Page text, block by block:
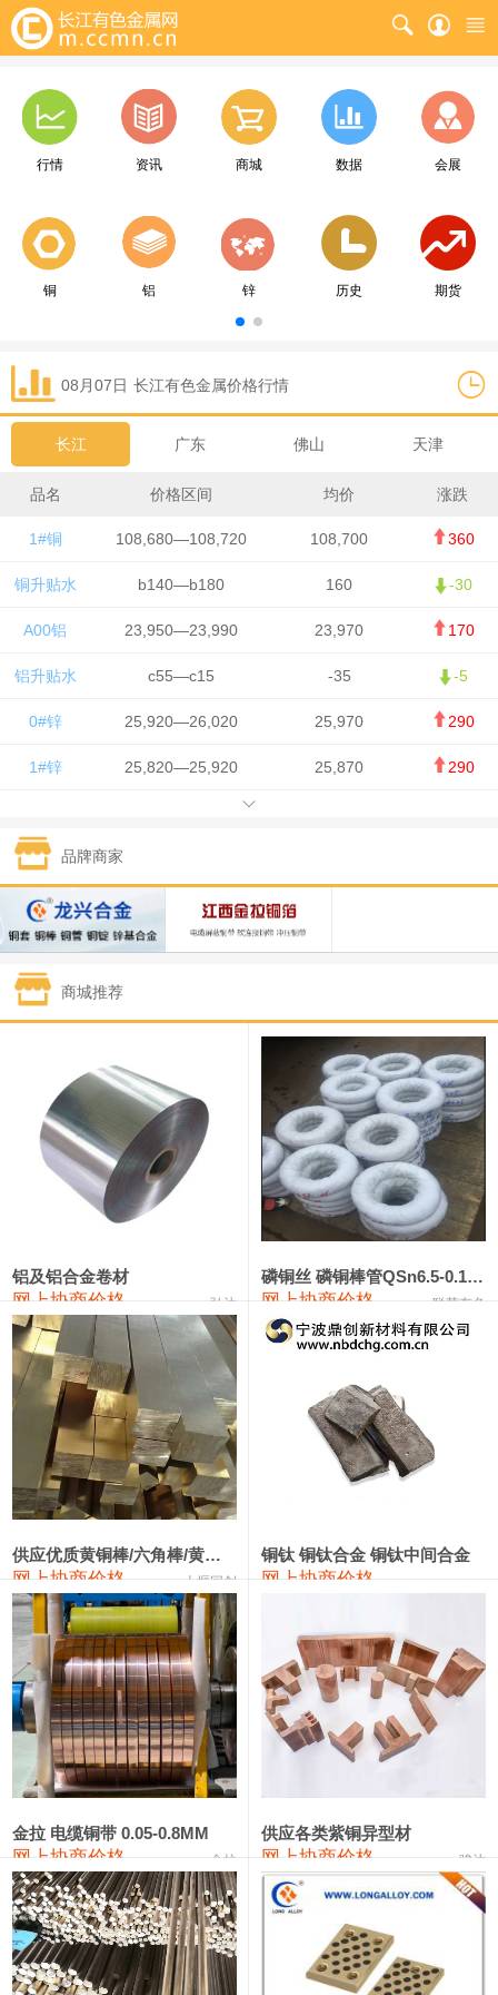
行情 资讯 商城 数据 会展
铜 铝 锌 历史 期货
08月07日 长江有色金属价格行情
长江 广东 佛山 天津
品名 价格区间 均价 涨跌
1#铜 108,680—108,720 108,700 360
铜升贴水 b140—b180 160 -30
A00铝 23,950—23,990 23,970 170
铝升贴水 c55—c15 -35 -5
0#锌 25,920—26,020 25,970 290
1#锌 25,820—25,920 25,870 290
1#锡 434,000—436,000
1#镍 129,550—130,750
1#白银 15,100—15,110 15,105 -70
钯金
331,000 -10,000
89,000—95,000 92,000 1,000
2#锑 85,000—91,000 88,000 1,000
1#镁 17,000—18,000 17,500 0
18,900—19,100 19,000 100
1#电解锰(99.7%袋装) 18,000—18,200 18,100 100
1#铬 60,000—82,000
553#硅 9,300—9,500
441#硅 9,600—9,800 9,700
3303#硅 10,300—10,500 10,400
2202#硅 14,100—14,300
金属硅3303#-2202# 10,400—14,200 12,300 0
漆包线 111,970—115,970 113,970
磷铜合金 110,800—117,600 114,200 400
无氧铜丝(硬) 109,710—110,010 109,860
R410A专用紫铜管 113,700—113,700
铸造铝合金锭(A380） 26,300—26,500 26,400 100
铝合金ADC12 24,200—24,400 100
铸造铝合金锭(ZL102) 24,300—24,500 24,400
品牌商家
商城推荐
铝及铝合金卷材
网上协商价格 弘达
磷铜丝 磷铜棒管QSn6.5-0.1 7-0.2 8-0.3
网上协商价格 联荣有色
供应优质黄铜棒/六角棒/黄铜方板
网上协商价格 十堰同创
铜钛 铜钛合金 铜钛中间合金
网上协商价格
金拉 电缆铜带 0.05-0.8MM
网上协商价格 金拉
供应各类紫铜异型材
网上协商价格 骏达